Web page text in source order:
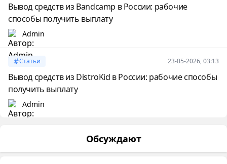
Вывод средств из Bandcamp в России: рабочие
способы получить выплату
Admin
Статьи 23-05-2026, 03:13
Вывод средств из DistroKid в России: рабочие способы
получить выплату
Admin
Обсуждают